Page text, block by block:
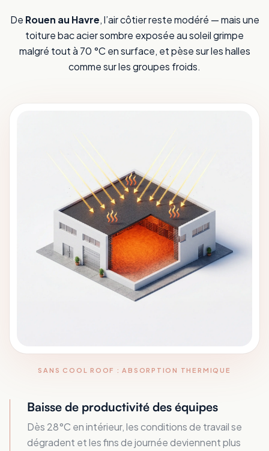
De Rouen au Havre, l’air côtier reste modéré — mais une
toiture bac acier sombre exposée au soleil grimpe
malgré tout à 70 °C en surface, et pèse sur les halles
comme sur les groupes froids.
SANS COOL ROOF : ABSORPTION THERMIQUE
Baisse de productivité des équipes
Dès 28°C en intérieur, les conditions de travail se
dégradent et les fins de journée deviennent plus